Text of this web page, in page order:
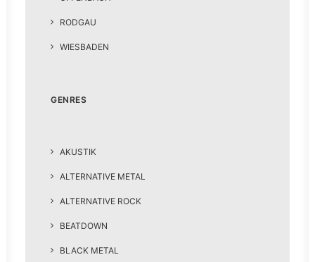
RODGAU
WIESBADEN
GENRES
AKUSTIK
ALTERNATIVE METAL
ALTERNATIVE ROCK
BEATDOWN
BLACK METAL